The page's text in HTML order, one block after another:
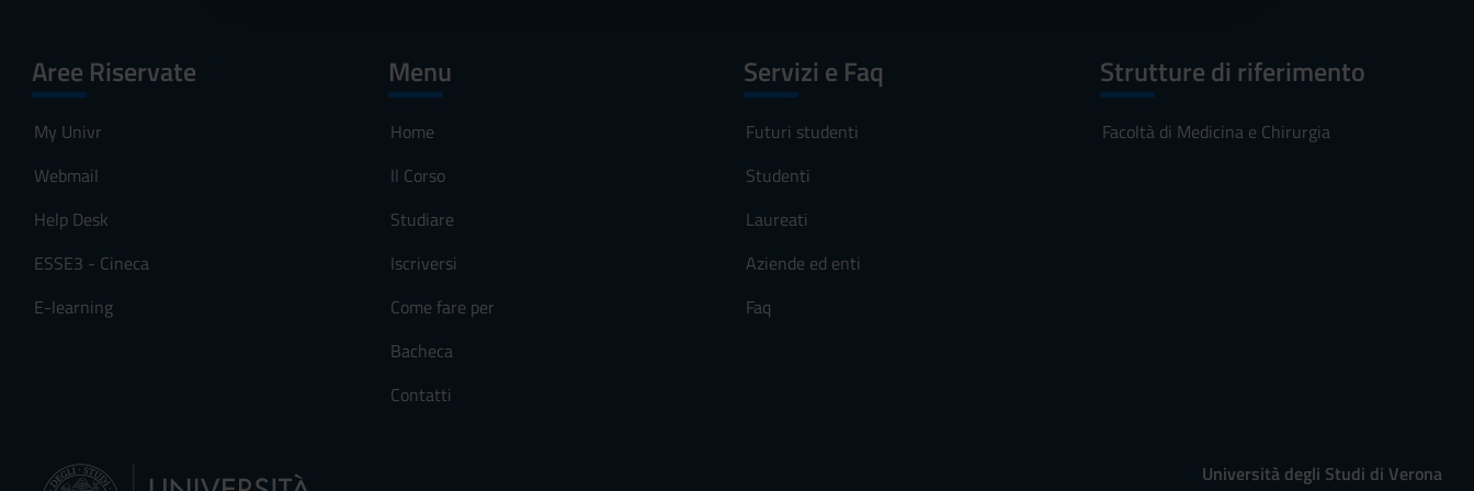
FISIO VI SESSIONE AUTUNNALE
Sessioni di lauree
SESSIONE
FISIO SESSIONE PRIMAVERILE
AL
Aree Riservate
My Univr
Webmail
Help Desk
ESSE3 - Cineca
E-learning
Menu
Home
Il Corso
Studiare
Iscriversi
Come fare per
Bacheca
Contatti
Servizi e Faq
Futuri studenti
Studenti
Laureati
Aziende ed enti
Faq
Strutture di riferimento
Facoltà di Medicina e Chirurgia
Università degli Studi di Verona